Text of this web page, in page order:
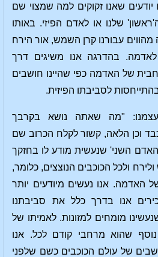
יודעים שאנו זקוקים למה שמצוי שם
שלנו או לאדם הפיזי. באותו
מהווים עבורנו קרן השמש, אור הירח
לאדמה. בהדרגה אנו משיגים דרך
של האדמה כפי שהיינו חושבים
בהתייחסות לסביבתו הפיזית.
"מה שאתה נושא בקרבך
וכן הלאה, קשור לקלח הכרוב שם
השני' שנעשית מודע לו בחזקך
ולכל הכוכבים הנוצצים, כלומר,
אנו נעשים מיודעים יותר
אנו בדרך כלל את סביבתנו
מומחים למזונות. לאמיתו של
שהוא מרחבי קודם לכל. אנו
של עולם הכוכבים כשם שלפני